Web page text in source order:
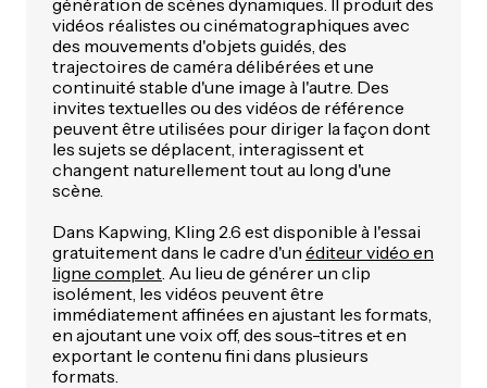
vidéos réalistes ou cinématographiques avec
des mouvements d'objets guidés, des
trajectoires de caméra délibérées et une
continuité stable d'une image à l'autre. Des
invites textuelles ou des vidéos de référence
peuvent être utilisées pour diriger la façon dont
les sujets se déplacent, interagissent et
changent naturellement tout au long d'une
scène.
Dans Kapwing, Kling 2.6 est disponible à l'essai
gratuitement dans le cadre d'un éditeur vidéo en
ligne complet . Au lieu de générer un clip
isolément, les vidéos peuvent être
immédiatement affinées en ajustant les formats,
en ajoutant une voix off, des sous-titres et en
exportant le contenu fini dans plusieurs
formats.